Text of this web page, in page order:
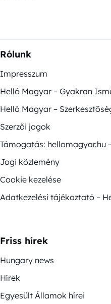
Rólunk
Impresszum
Helló Magyar – Gyakran
Helló Magyar –
Szerzői jogok
Támogatás: hellomagyar.hu
Jogi közlemény
Cookie kezelése
Adatkezelési tájékoztató –
Friss hírek
Hungary news
Hírek
Egyesült Államok hírei